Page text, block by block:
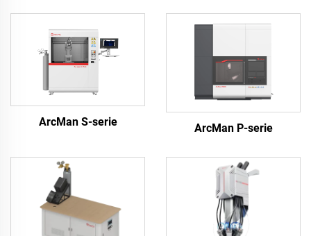
ArcMan S-serie ArcMan P-serie